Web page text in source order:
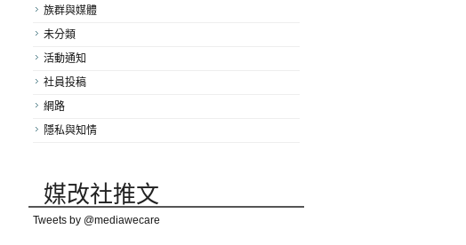
族群與媒體
未分類
活動通知
社員投稿
網路
隱私與知情
媒改社推文
Tweets by @mediawecare